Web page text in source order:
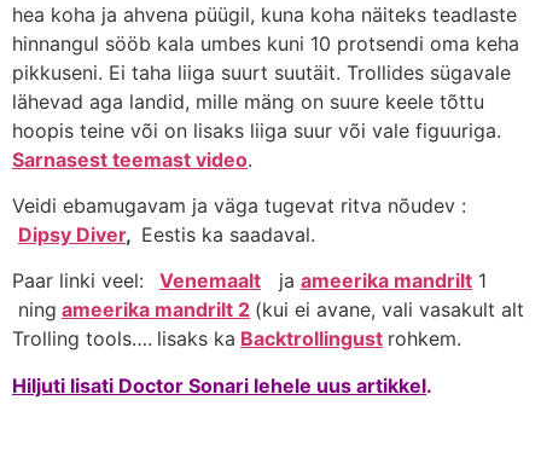
hea koha ja ahvena püügil, kuna koha näiteks teadlaste
hinnangul sööb kala umbes kuni 10 protsendi oma keha
pikkuseni. Ei taha liiga suurt suutäit. Trollides sügavale
lähevad aga landid, mille mäng on suure keele tõttu
hoopis teine või on lisaks liiga suur või vale figuuriga.
Sarnasest teemast video.
Veidi ebamugavam ja väga tugevat ritva nõudev :
Dipsy Diver, Eestis ka saadaval.
Paar linki veel:
Venemaalt ja ameerika mandrilt 1
ning ameerika mandrilt 2 (kui ei avane, vali vasakult alt
Trolling tools…. lisaks ka Backtrollingust rohkem.
Hiljuti lisati Doctor Sonari lehele uus artikkel.